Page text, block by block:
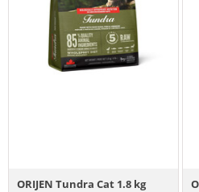
ORIJEN Tundra Cat 1.8 kg